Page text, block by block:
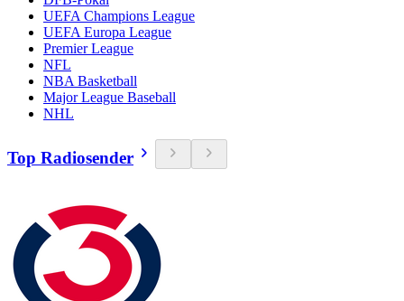
UEFA Champions League
UEFA Europa League
Premier League
NFL
NBA Basketball
Major League Baseball
NHL
Top Radiosender